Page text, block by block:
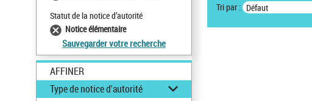
Statut de la notice d’autorité
Notice élémentaire
Sauvegarder votre recherche
AFFINER
Type de notice d'autorité
Tri par : Défaut